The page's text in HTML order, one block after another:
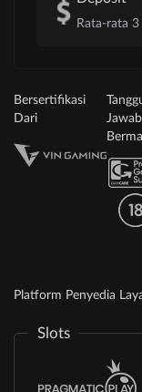
Rata-rata
Bersertifikasi
Dari
Jawab
Platform Penyedia
Slots